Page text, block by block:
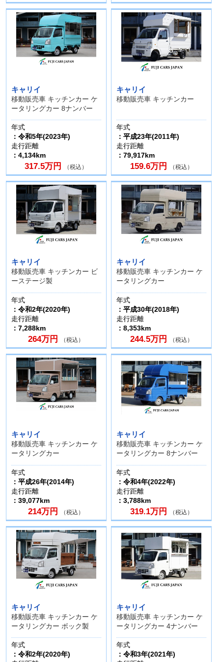
キャリイ
移動販売車 キッチンカー ケ
ータリングカー 8ナンバー
年式
：令和5年(2023年)
走行距離
：4,134km
317.5万円 （税込）
キャリイ
移動販売車 キッチンカー
年式
：平成23年(2011年)
走行距離
：79,917km
159.6万円 （税込）
キャリイ
移動販売車 キッチンカー ビ
ーステージ製
年式
：令和2年(2020年)
走行距離
：7,288km
264万円 （税込）
キャリイ
移動販売車 キッチンカー ケ
ータリングカー
年式
：平成30年(2018年)
走行距離
：8,353km
244.5万円 （税込）
キャリイ
移動販売車 キッチンカー ケ
ータリングカー
年式
：平成26年(2014年)
走行距離
：39,077km
214万円 （税込）
キャリイ
移動販売車 キッチンカー ケ
ータリングカー 8ナンバー
年式
：令和4年(2022年)
走行距離
：3,788km
319.1万円 （税込）
キャリイ
移動販売車 キッチンカー ケ
ータリングカー ボック製
年式
：令和2年(2020年)
キャリイ
移動販売車 キッチンカー ケ
ータリングカー 4ナンバー
年式
：令和3年(2021年)